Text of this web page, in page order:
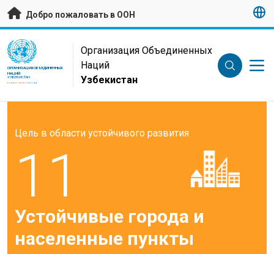
Перейти к основному содержанию
Добро пожаловать в ООН
UN Logo
ОРГАНИЗАЦИЯ ОБЪЕДИНЕННЫХ
НАЦИЙ
УЗБЕКИСТАН
Организация Объединенных
Наций
Узбекистан
Цель в области устойчивого развития
11
Устойчивые города и
населенные пункты